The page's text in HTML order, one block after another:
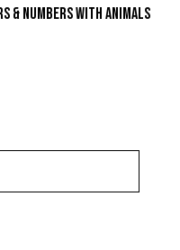
& NUMBERS WITH ANIMALS